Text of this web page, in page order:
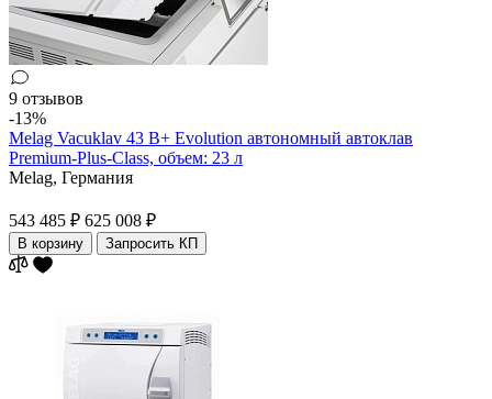
9 отзывов
-13%
Melag Vacuklav 43 B+ Evolution автономный автоклав
Premium-Plus-Class, объем: 23 л
Melag, Германия
543 485 ₽ 625 008 ₽
В корзину Запросить КП